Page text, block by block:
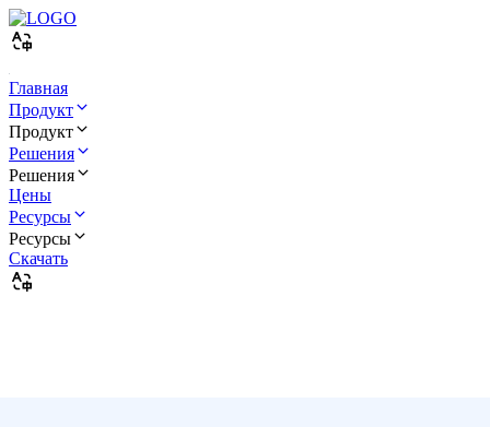
Главная
Продукт
Продукт
Решения
Решения
Цены
Ресурсы
Ресурсы
Скачать